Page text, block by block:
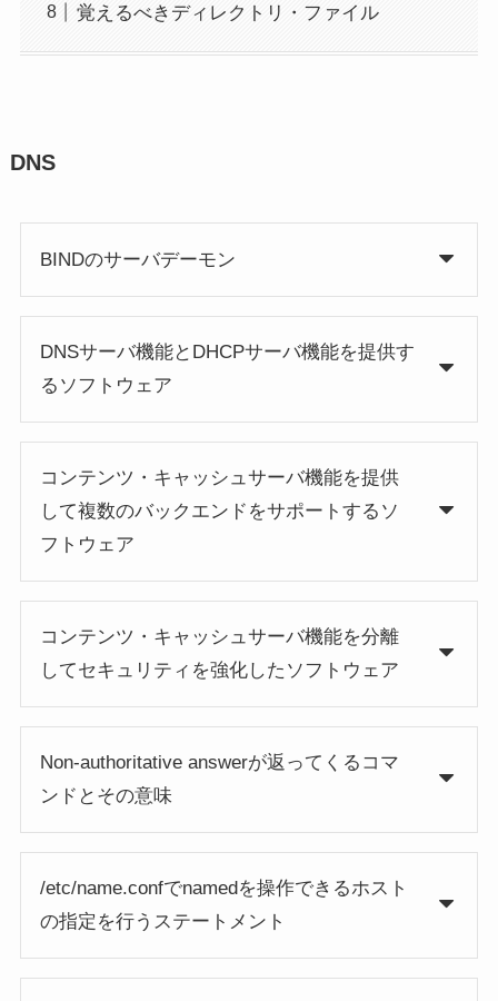
覚えるべきディレクトリ・ファイル
DNS
BINDのサーバデーモン
DNSサーバ機能とDHCPサーバ機能を提供す
るソフトウェア
コンテンツ・キャッシュサーバ機能を提供
して複数のバックエンドをサポートするソ
フトウェア
コンテンツ・キャッシュサーバ機能を分離
してセキュリティを強化したソフトウェア
Non-authoritative answerが返ってくるコマ
ンドとその意味
/etc/name.confでnamedを操作できるホスト
の指定を行うステートメント